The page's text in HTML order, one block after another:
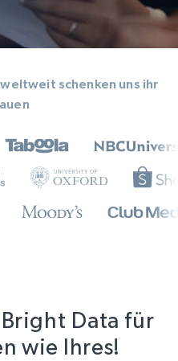
schenken uns ihr
Data für
wie Ihres!